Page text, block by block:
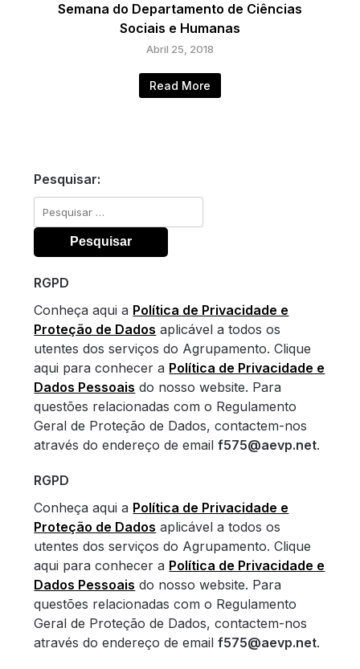
Semana do Departamento de Ciências
Sociais e Humanas
Abril 25, 2018
Read More
Pesquisar:
Pesquisar
por:
RGPD
Conheça aqui a Política de Privacidade e
Proteção de Dados aplicável a todos os
utentes dos serviços do Agrupamento. Clique
aqui para conhecer a Política de Privacidade e
Dados Pessoais do nosso website. Para
questões relacionadas com o Regulamento
Geral de Proteção de Dados, contactem-nos
através do endereço de emailf575@aevp.net.
RGPD
Conheça aqui a Política de Privacidade e
Proteção de Dados aplicável a todos os
utentes dos serviços do Agrupamento. Clique
aqui para conhecer a Política de Privacidade e
Dados Pessoais do nosso website. Para
questões relacionadas com o Regulamento
Geral de Proteção de Dados, contactem-nos
através do endereço de emailf575@aevp.net.